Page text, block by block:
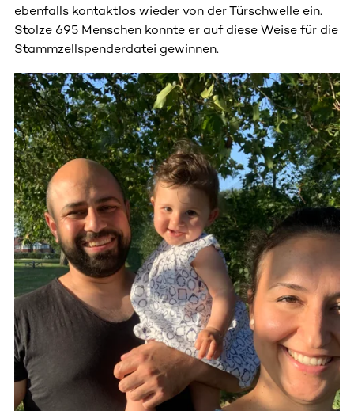
ebenfalls kontaktlos wieder von der Türschwelle ein.
Stolze 695 Menschen konnte er auf diese Weise für die
Stammzellspenderdatei gewinnen.